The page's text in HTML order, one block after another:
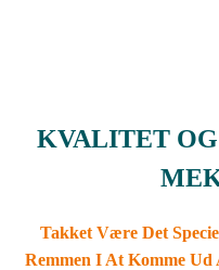
KVALITET
Takket Være Det
Remmen I At Komme